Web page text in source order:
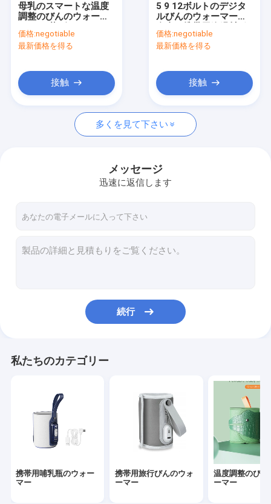
私達に連絡しなさい
ニュース
場合
携帯用哺乳瓶のウォーマー
温度調整のびんのウォーマー
フリップ帽子の哺乳瓶
ベビーバスブラシ
ベビー スプーン と フォーク
ナイトアンドデイ・シューシファー
スリップキャップシッピカップ
母乳のスマートな温度
調整のびんのウォーマ
USB
価格:negotiable
最新価格を得る
接触
5 9 12ボルトのデジタ
ルびんのウォーマーの
リ塩化ビニール
価格:negotiable
最新価格を得る
接触
多くを見て下さい
メッセージ
迅速に返信します
続行
私たちのカテゴリー
携帯用哺乳瓶のウォー
マー
携帯用旅行びんのウォ
ーマー
温度調整のびん
ーマー